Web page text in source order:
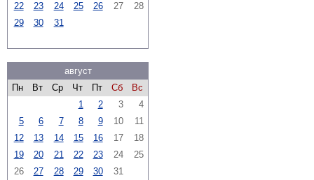
22
23 24 25 26 27
28
29
30 31
август
Пн
Вт Ср Чт Пт Сб
Вс
1
2 3
4
5
6 7 8 9 10
11
12
13 14 15 16 17
18
19
20 21 22 23 24
25
26
27 28 29 30 31